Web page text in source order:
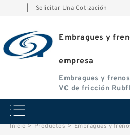
Solicitar Una Cotización
Embragues y
empresa
Embragues y
VC de fricción
VC
Inicio > Productos > Embragues y